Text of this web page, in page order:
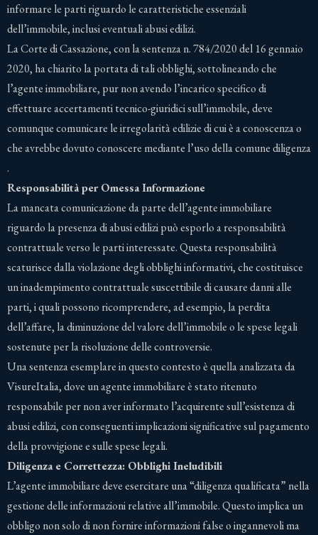
informare le parti riguardo le caratteristiche essenziali
dell’immobile, inclusi eventuali abusi edilizi.
La Corte di Cassazione, con la sentenza n. 784/2020 del 16 gennaio
2020, ha chiarito la portata di tali obblighi, sottolineando che
l’agente immobiliare, pur non avendo l’incarico specifico di
effettuare accertamenti tecnico-giuridici sull’immobile, deve
comunque comunicare le irregolarità edilizie di cui è a conoscenza o
che avrebbe dovuto conoscere mediante l’uso della comune diligenza​
.
Responsabilità per Omessa Informazione
La mancata comunicazione da parte dell’agente immobiliare
riguardo la presenza di abusi edilizi può esporlo a responsabilità
contrattuale verso le parti interessate. Questa responsabilità
scaturisce dalla violazione degli obblighi informativi, che costituisce
un inadempimento contrattuale suscettibile di causare danni alle
parti, i quali possono ricomprendere, ad esempio, la perdita
dell’affare, la diminuzione del valore dell’immobile o le spese legali
sostenute per la risoluzione delle controversie.
Una sentenza esemplare in questo contesto è quella analizzata da
VisureItalia, dove un agente immobiliare è stato ritenuto
responsabile per non aver informato l’acquirente sull’esistenza di
abusi edilizi, con conseguenti implicazioni significative sul pagamento
della provvigione e sulle spese legali​​.
Diligenza e Correttezza: Obblighi Ineludibili
L’agente immobiliare deve esercitare una “diligenza qualificata” nella
gestione delle informazioni relative all’immobile. Questo implica un
obbligo non solo di non fornire informazioni false o ingannevoli ma